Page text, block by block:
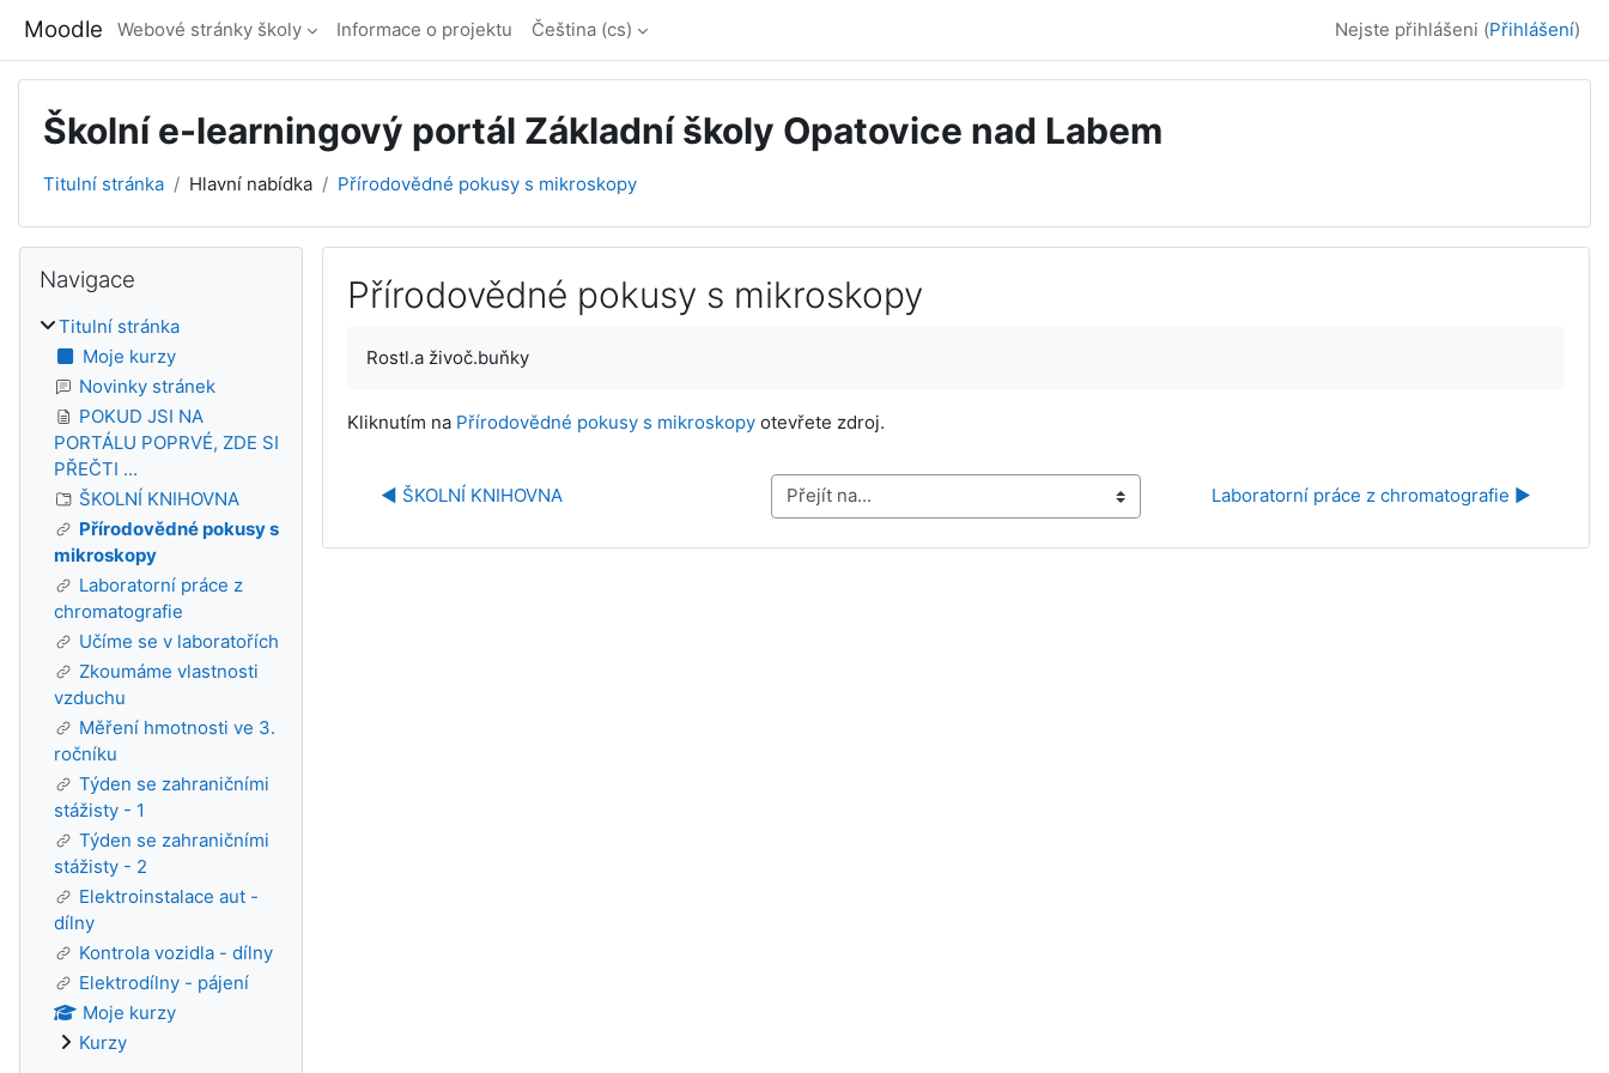
Moodle Webové stránky školy Informace o projektu Čeština ‎(cs)‎ Nejste přihlášeni (Přihlášení)
Školní e-learningový portál Základní školy Opatovice nad Labem
Titulní stránka Hlavní nabídka Přírodovědné pokusy s mikroskopy
Přírodovědné pokusy s mikroskopy
Rostl.a živoč.buňky
Kliknutím na Přírodovědné pokusy s mikroskopyotevřete zdroj.
◀︎ ŠKOLNÍ KNIHOVNA Přejít na... Laboratorní práce z chromatografie ▶︎
Bloky
Navigace
Titulní stránka
Moje kurzy
Novinky stránek
POKUD JSI NA
PORTÁLU POPRVÉ, ZDE SI
PŘEČTI ...
ŠKOLNÍ KNIHOVNA
Přírodovědné pokusy s
mikroskopy
Laboratorní práce z
chromatografie
Učíme se v laboratořích
Zkoumáme vlastnosti
vzduchu
Měření hmotnosti ve 3.
ročníku
Týden se zahraničními
stážisty - 1
Týden se zahraničními
stážisty - 2
Elektroinstalace aut -
dílny
Kontrola vozidla - dílny
Elektrodílny - pájení
Moje kurzy
Kurzy